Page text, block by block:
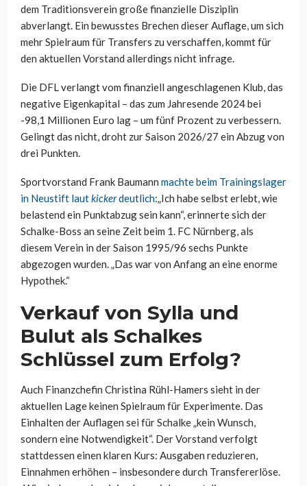
dem Traditionsverein große finanzielle Disziplin
abverlangt. Ein bewusstes Brechen dieser Auflage, um sich
mehr Spielraum für Transfers zu verschaffen, kommt für
den aktuellen Vorstand allerdings nicht infrage.
Die DFL verlangt vom finanziell angeschlagenen Klub, das
negative Eigenkapital – das zum Jahresende 2024 bei
-98,1 Millionen Euro lag – um fünf Prozent zu verbessern.
Gelingt das nicht, droht zur Saison 2026/27 ein Abzug von
drei Punkten.
Sportvorstand Frank Baumann machte beim Trainingslager
in Neustift lautkickerdeutlich:„Ich habe selbst erlebt, wie
belastend ein Punktabzug sein kann“, erinnerte sich der
Schalke-Boss an seine Zeit beim 1. FC Nürnberg, als
diesem Verein in der Saison 1995/96 sechs Punkte
abgezogen wurden. „Das war von Anfang an eine enorme
Hypothek.“
Verkauf von Sylla und
Bulut als Schalkes
Schlüssel zum Erfolg?
Auch Finanzchefin Christina Rühl-Hamers sieht in der
aktuellen Lage keinen Spielraum für Experimente. Das
Einhalten der Auflagen sei für Schalke „kein Wunsch,
sondern eine Notwendigkeit“. Der Vorstand verfolgt
stattdessen einen klaren Kurs: Ausgaben reduzieren,
Einnahmen erhöhen – insbesondere durch Transfererlöse.